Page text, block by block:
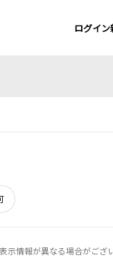
ログイン
示情報が異なる場合がござ